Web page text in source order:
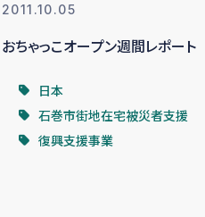
教育支援
も支援
2011.10.05
おちゃっこオープン週間レポート
日本
石巻市街地在宅被災者支援
復興支援事業